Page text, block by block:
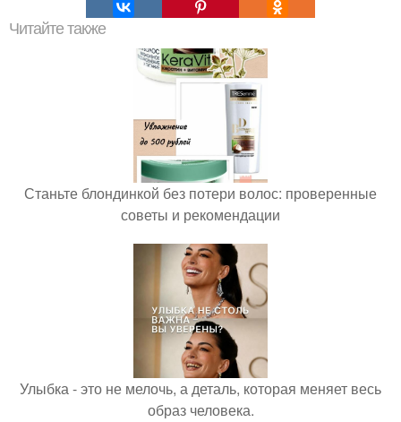
Читайте также
Станьте блондинкой без потери волос: проверенные
советы и рекомендации
Улыбка - это не мелочь, а деталь, которая меняет весь
образ человека.